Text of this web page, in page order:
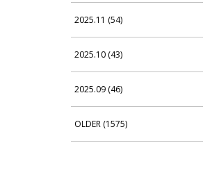
2025.11 (54)
2025.10 (43)
2025.09 (46)
OLDER (1575)